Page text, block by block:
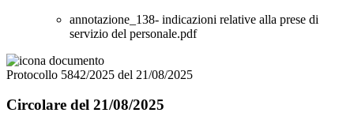
annotazione_138- indicazioni relative alla prese di
servizio del personale.pdf
Protocollo 5842/2025 del 21/08/2025
Circolare del 21/08/2025